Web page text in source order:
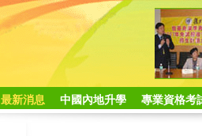
最新消息 中國內地升學 專業資格考